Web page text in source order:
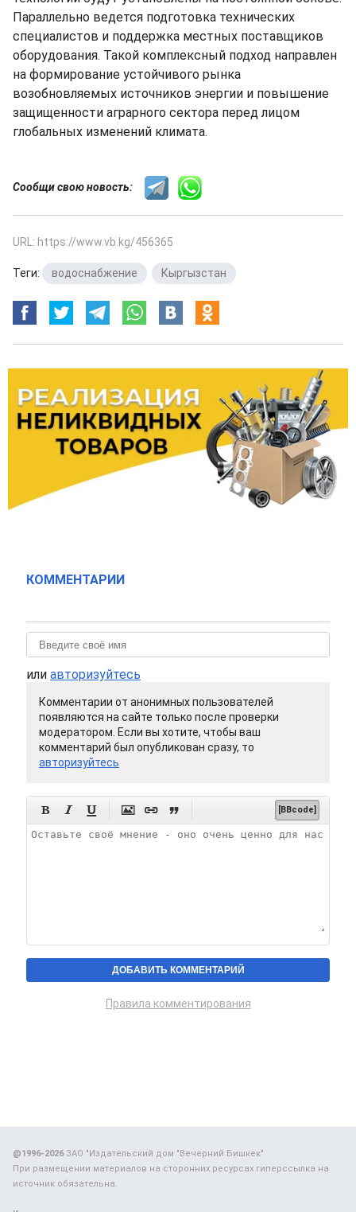
Параллельно ведется подготовка технических
специалистов и поддержка местных поставщиков
оборудования. Такой комплексный подход направлен
на формирование устойчивого рынка
возобновляемых источников энергии и повышение
защищенности аграрного сектора перед лицом
глобальных изменений климата.
Сообщи свою новость:
URL: https://www.vb.kg/456365
Теги: водоснабжение Кыргызстан
КОММЕНТАРИИ
или авторизуйтесь
Комментарии от анонимных пользователей
появляются на сайте только после проверки
модератором. Если вы хотите, чтобы ваш
комментарий был опубликован сразу, то
авторизуйтесь
      [BBcode]
Правила комментирования
@1996-2026ЗАО "Издательский дом "Вечерний Бишкек"
При размещении материалов на сторонних ресурсах гиперссылка на
источник обязательна.